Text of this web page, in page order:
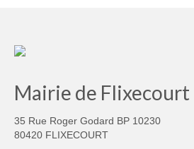
Buvettes et restauration sur place
Mairie de Flixecourt
35 Rue Roger Godard BP 10230
80420 FLIXECOURT